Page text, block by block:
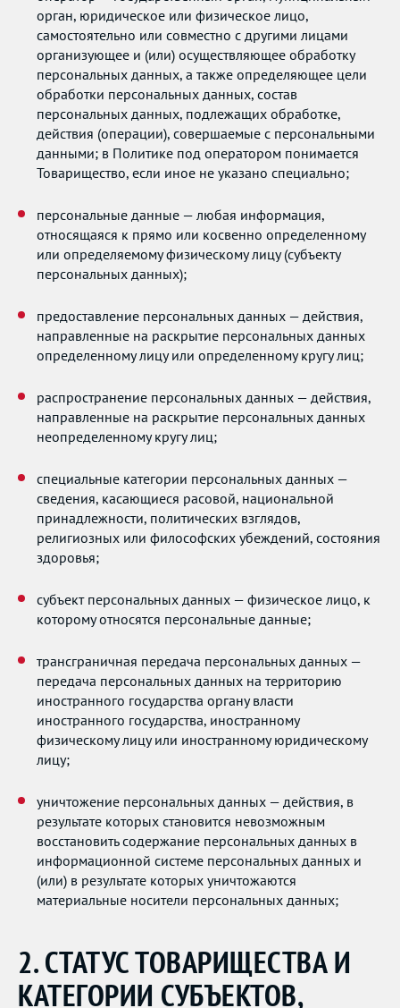
орган, юридическое или физическое лицо,
самостоятельно или совместно с другими лицами
организующее и (или) осуществляющее обработку
персональных данных, а также определяющее цели
обработки персональных данных, состав
персональных данных, подлежащих обработке,
действия (операции), совершаемые с персональными
данными; в Политике под оператором понимается
Товарищество, если иное не указано специально;
персональные данные — любая информация,
относящаяся к прямо или косвенно определенному
или определяемому физическому лицу (субъекту
персональных данных);
предоставление персональных данных — действия,
направленные на раскрытие персональных данных
определенному лицу или определенному кругу лиц;
распространение персональных данных — действия,
направленные на раскрытие персональных данных
неопределенному кругу лиц;
специальные категории персональных данных —
сведения, касающиеся расовой, национальной
принадлежности, политических взглядов,
религиозных или философских убеждений, состояния
здоровья;
субъект персональных данных — физическое лицо, к
которому относятся персональные данные;
трансграничная передача персональных данных —
передача персональных данных на территорию
иностранного государства органу власти
иностранного государства, иностранному
физическому лицу или иностранному юридическому
лицу;
уничтожение персональных данных — действия, в
результате которых становится невозможным
восстановить содержание персональных данных в
информационной системе персональных данных и
(или) в результате которых уничтожаются
материальные носители персональных данных;
2. СТАТУС ТОВАРИЩЕСТВА И
КАТЕГОРИИ СУБЪЕКТОВ,